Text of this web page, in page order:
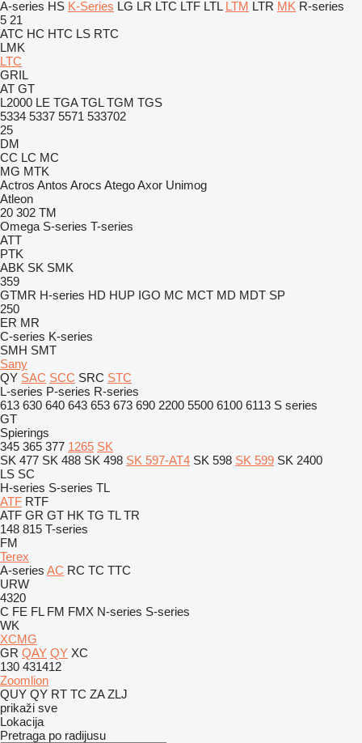
A-series HS K-Series LG LR LTC LTF LTL LTM LTR MK R-series
5 21
ATC HC HTC LS RTC
LMK
LTC
GRIL
AT GT
L2000 LE TGA TGL TGM TGS
5334 5337 5571 533702
25
DM
CC LC MC
MG MTK
Actros Antos Arocs AtegoAxor Unimog
Atleon
20 302 TM
Omega S-series T-series
ATT
PTK
ABK SK SMK
359
GTMR H-series HD HUP IGO MC MCT MD MDT SP
250
ER MR
C-series K-series
SMH SMT
Sany
QY SAC SCC SRC STC
L-series P-series R-series
613 630 640 643 653 673 690 2200 5500 6100 6113 S series
GT
Spierings
345 365 377 1265 SK
SK 477 SK 488 SK 498 SK 597-AT4 SK 598 SK 599 SK 2400
LS SC
H-series S-series TL
ATF RTF
ATF GR GT HK TG TL TR
148 815 T-series
FM
Terex
A-series AC RC TC TTC
URW
4320
C FE FL FM FMX N-series S-series
WK
XCMG
GR QAY QY XC
130 431412
Zoomlion
QUY QY RT TC ZA ZLJ
prikaži sve
Lokacija
Pretraga po radijusu